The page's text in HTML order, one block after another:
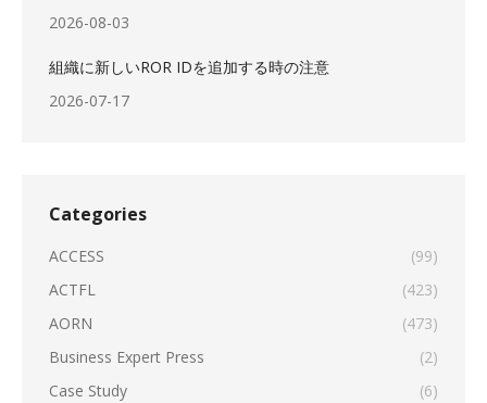
2026-08-03
組織に新しいROR IDを追加する時の注意
2026-07-17
Categories
ACCESS
(99)
ACTFL
(423)
AORN
(473)
Business Expert Press
(2)
Case Study
(6)